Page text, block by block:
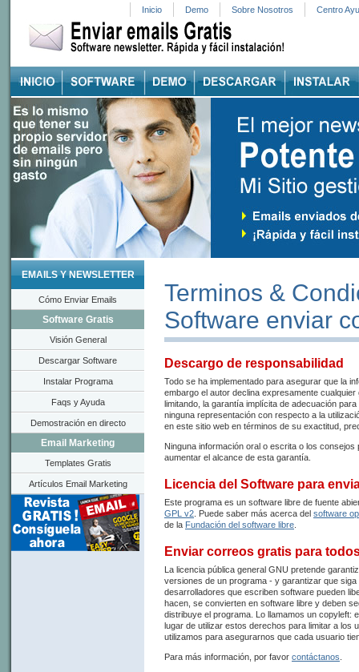
Inicio Demo Sobre Nosotros Centro
EMAILS Y NEWSLETTER
Cómo Enviar Emails
Software Gratis
Visión General
Descargar Software
Instalar Programa
Faqs y Ayuda
Demostración en directo
Email Marketing
Templates Gratis
Artículos Email Marketing
Terminos &
Software enviar
Descargo de responsabilidad
Todo se ha implementado para asegurar que la
embargo el autor declina expresamente
limitando, la garantía implícita de adecuación
ninguna representación con respecto a la
en este sitio web en términos de su exactitud,
Ninguna información oral o escrita o los
aumentar el alcance de esta garantía.
Licencia del Software para
Este programa es un software libre de fuente
GPL v2 . Puede saber más acerca del software
de la Fundación del software libre
Enviar correos gratis para
La licencia pública general GNU pretende
versiones de un programa - y garantizar que
desarrolladores que escriben software pueden
hacen, se convierten en software libre y deben
distribuye el programa. Lo llamamos un copyleft:
lugar de utilizar estos derechos para limitar a los
utilizamos para asegurarnos que cada usuario
Para más información, por favor contáctanos